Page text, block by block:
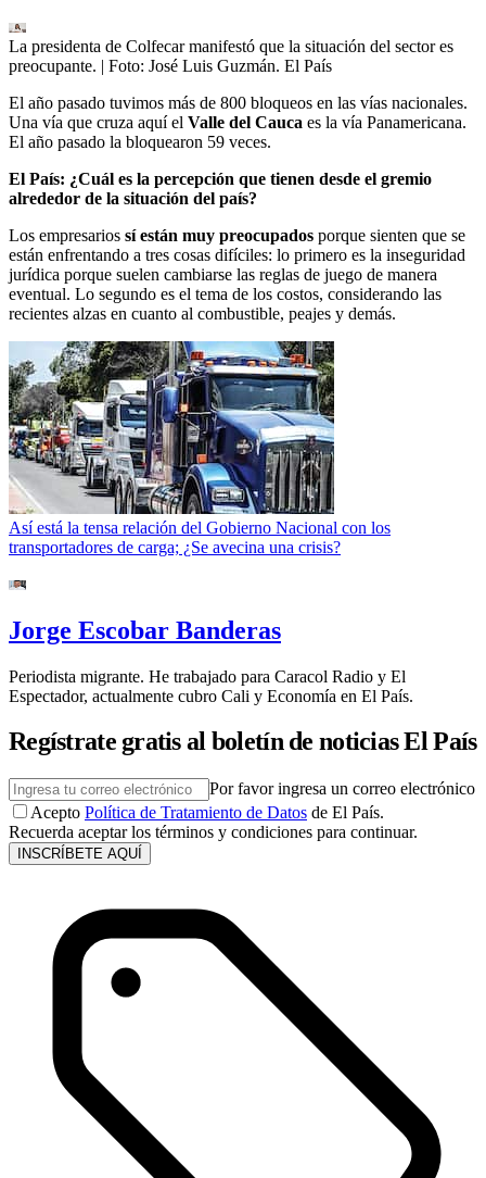
La presidenta de Colfecar manifestó que la situación del sector es
preocupante. | Foto: José Luis Guzmán. El País
El año pasado tuvimos más de 800 bloqueos en las vías nacionales.
Una vía que cruza aquí el Valle del Cauca es la vía Panamericana.
El año pasado la bloquearon 59 veces.
El País: ¿Cuál es la percepción que tienen desde el gremio
alrededor de la situación del país?
Los empresarios sí están muy preocupados porque sienten que se
están enfrentando a tres cosas difíciles: lo primero es la inseguridad
jurídica porque suelen cambiarse las reglas de juego de manera
eventual. Lo segundo es el tema de los costos, considerando las
recientes alzas en cuanto al combustible, peajes y demás.
Así está la tensa relación del Gobierno Nacional con los
transportadores de carga; ¿Se avecina una crisis?
Jorge Escobar Banderas
Periodista migrante. He trabajado para Caracol Radio y El
Espectador, actualmente cubro Cali y Economía en El País.
Regístrate gratis al boletín de noticias El País
Por favor ingresa un correo electrónico
Acepto Política de Tratamiento de Datos de El País.
Recuerda aceptar los términos y condiciones para continuar.
INSCRÍBETE AQUÍ